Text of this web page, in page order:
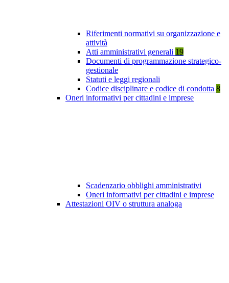
Riferimenti normativi su organizzazione e
attività
Atti amministrativi generali 19
Documenti di programmazione strategico-
gestionale
Statuti e leggi regionali
Codice disciplinare e codice di condotta 8
Oneri informativi per cittadini e imprese
Scadenzario obblighi amministrativi
Oneri informativi per cittadini e imprese
Attestazioni OIV o struttura analoga